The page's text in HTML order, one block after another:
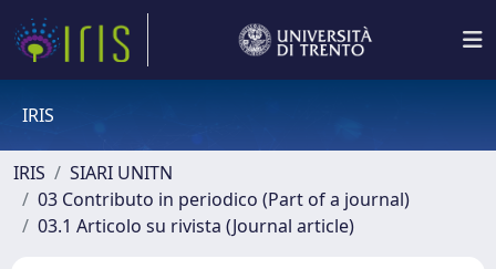
IRIS
IRIS
SIARI UNITN
03 Contributo in periodico (Part of a journal)
03.1 Articolo su rivista (Journal article)